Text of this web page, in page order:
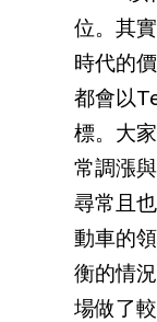
位。其
時代的
都會以
標。大
常調漲
尋常且
動車的
衡的情
場做了